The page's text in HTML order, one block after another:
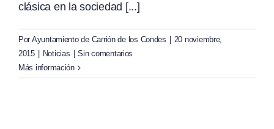
clásica en la sociedad [...]
Por Ayuntamiento de Carrión de los Condes
20 noviembre,
2015
Noticias
Sin comentarios
Más información